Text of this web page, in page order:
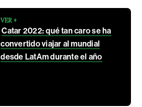
VER +
Catar 2022: qué tan caro se ha
convertido viajar al mundial
desde LatAm durante el año